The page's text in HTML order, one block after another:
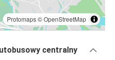
Protomaps©OpenStreetMap
centralny